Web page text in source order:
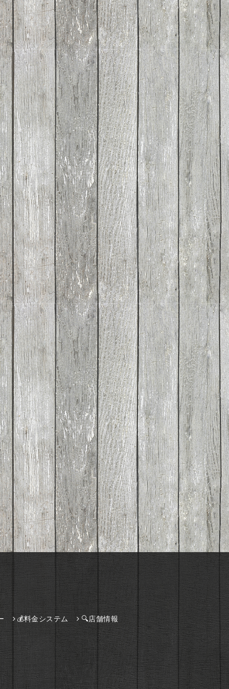
💰料金システム 🔍店舗情報